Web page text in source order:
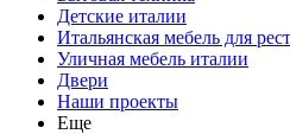
Детские италии
Итальянская мебель для
Уличная мебель италии
Двери
Наши проекты
Еще